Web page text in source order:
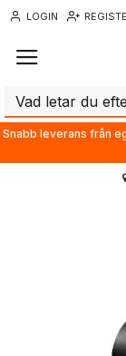
LOGIN
Snabb leverans från